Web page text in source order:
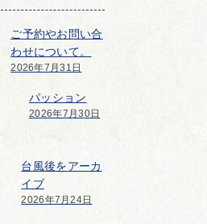
ご予約やお問い合
わせについて。
2026年7月31日
パッション
2026年7月30日
台風後をアーカ
イブ
2026年7月24日